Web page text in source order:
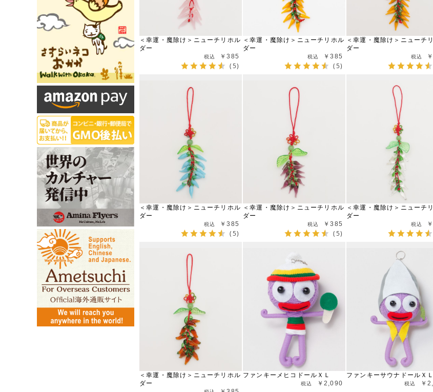
＜幸運・魔除け＞ニューチリホル
ダー
￥385
(5)
＜幸運・魔除け＞ニューチリホル
ダー
￥385
(5)
＜幸運・魔除け＞ニューチ
ダー
＜幸運・魔除け＞ニューチリホル
ダー
￥385
(5)
＜幸運・魔除け＞ニューチリホル
ダー
￥385
(5)
＜幸運・魔除け＞ニューチ
ダー
＜幸運・魔除け＞ニューチリホル
ダー
ファンキーメヒコドールＸＬ
￥2,090
ファンキーサウナドールＸＬ
￥